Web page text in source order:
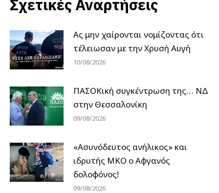
Σχετικές Αναρτήσεις
Ας μην χαίρονται νομίζοντας ότι
τέλειωσαν με την Χρυσή Αυγή
10/08/2026
ΠΑΣΟΚική συγκέντρωση της… ΝΔ
στην Θεσσαλονίκη
09/08/2026
«Ασυνόδευτος ανήλικος» και
ιδρυτής ΜΚΟ ο Αφγανός
δολοφόνος!
09/08/2026